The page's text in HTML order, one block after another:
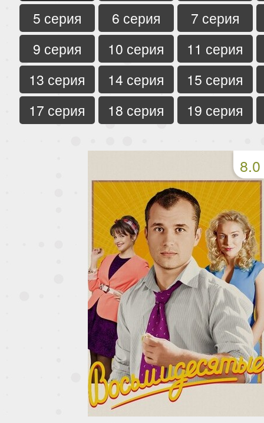
5 серия
6 серия
7 серия
9 серия
10 серия
11 серия
13 серия
14 серия
15 серия
17 серия
18 серия 19 серия
8.0